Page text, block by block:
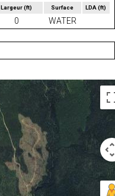
Largeur(ft) Surface LDA(ft)
0 WATER